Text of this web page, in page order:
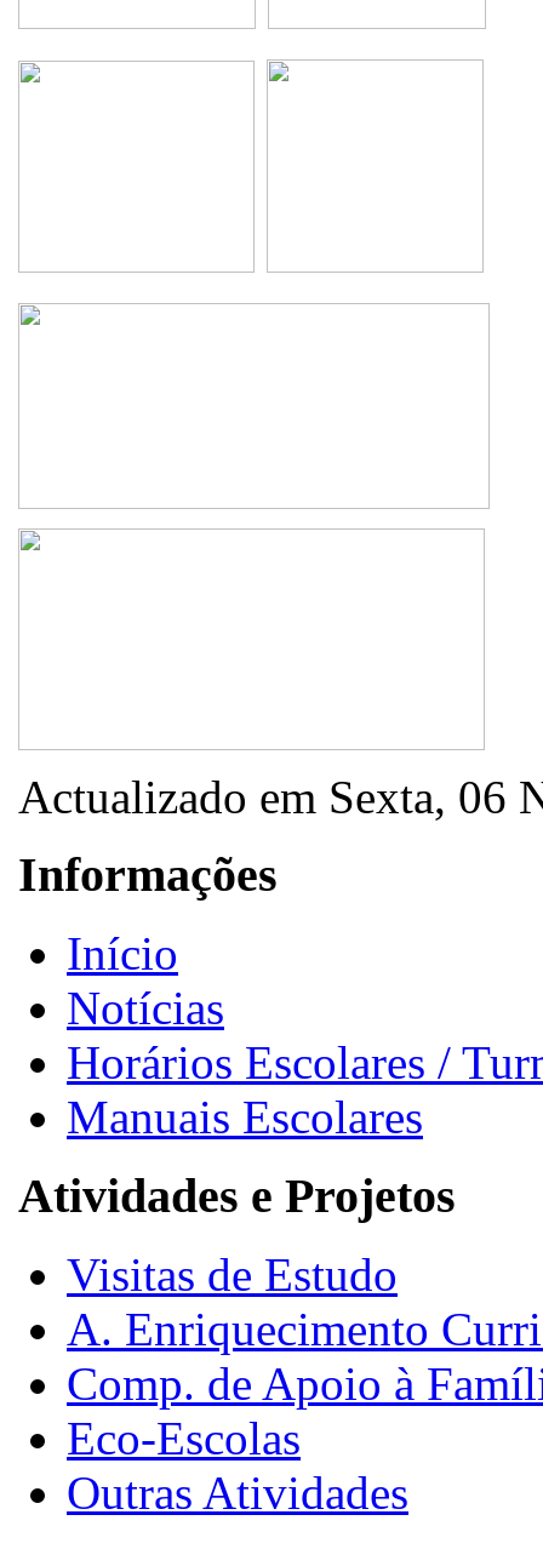
Actualizado em Sexta, 06
Informações
Início
Notícias
Horários Escolares /
Manuais Escolares
Atividades e Projetos
Visitas de Estudo
A. Enriquecimento
Comp. de Apoio à
Eco-Escolas
Outras Atividades